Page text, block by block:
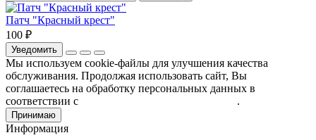
Патч "Красный крест"
100 ₽
Уведомить
Мы используем cookie-файлы для улучшения качества
обслуживания. Продолжая использовать сайт, Вы
соглашаетесь на обработку персональных данных в
соответствии с
.
Принимаю
Информация